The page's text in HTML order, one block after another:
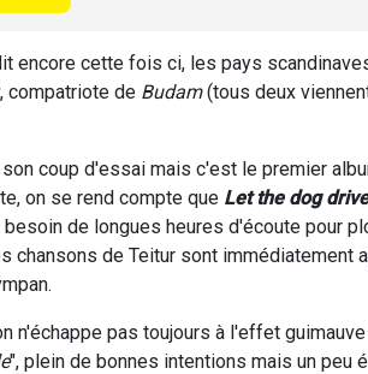
encore cette fois ci, les pays
, compatriote de Budam(tous deux
coup d'essai mais c'est le premier
on se rend compte que Let the dog
de longues heures d'écoute pour
chansons de Teitur sont immédiatement
n'échappe pas toujours à l'effet
", plein de bonnes intentions mais un peu